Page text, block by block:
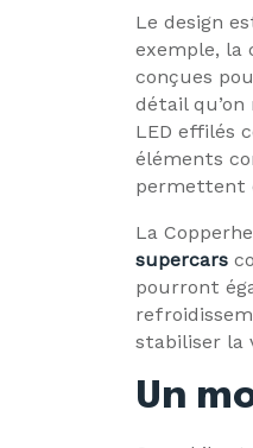
Le design
exemple, la
conçues
détail qu’on
LED effilés
éléments
permettent
La
supercars
pourront
stabiliser la
Un